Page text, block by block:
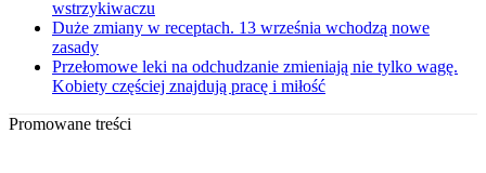
wstrzykiwaczu
Duże zmiany w receptach. 13 września wchodzą nowe
zasady
Przełomowe leki na odchudzanie zmieniają nie tylko wagę.
Kobiety częściej znajdują pracę i miłość
Promowane treści